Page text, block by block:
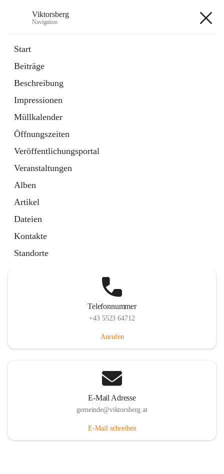
Viktorsberg
Navigation
Start
Beiträge
Beschreibung
Impressionen
Müllkalender
Öffnungszeiten
Veröffentlichungsportal
Veranstaltungen
Alben
Artikel
Dateien
Kontakte
Standorte
1 Schnellzugriff
Bürgerservice
10 Schnellzugriffe
Telefonnummer
+43 5523 64712
Anrufen
E-Mail Adresse
gemeinde@viktorsberg.at
E-Mail schreiben